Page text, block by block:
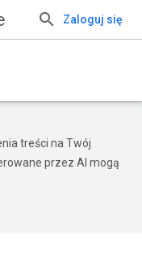
Zaloguj się
treści na Twój
przez AI mogą